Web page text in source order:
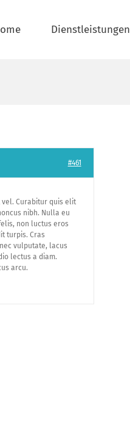
Dienstleistungen
#461
Curabitur quis elit
nibh. Nulla eu
non luctus eros
turpis. Cras
vulputate, lacus
lectus a diam.
arcu.